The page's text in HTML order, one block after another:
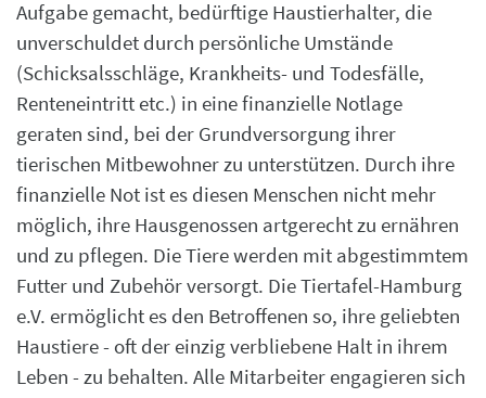
Aufgabe gemacht, bedürftige Haustierhalter, die
unverschuldet durch persönliche Umstände
(Schicksalsschläge, Krankheits- und Todesfälle,
Renteneintritt etc.) in eine finanzielle Notlage
geraten sind, bei der Grundversorgung ihrer
tierischen Mitbewohner zu unterstützen. Durch ihre
finanzielle Not ist es diesen Menschen nicht mehr
möglich, ihre Hausgenossen artgerecht zu ernähren
und zu pflegen. Die Tiere werden mit abgestimmtem
Futter und Zubehör versorgt. Die Tiertafel-Hamburg
e.V. ermöglicht es den Betroffenen so, ihre geliebten
Haustiere - oft der einzig verbliebene Halt in ihrem
Leben - zu behalten. Alle Mitarbeiter engagieren sich